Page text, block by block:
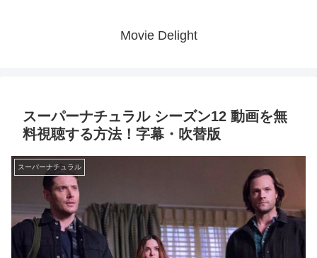
Movie Delight
スーパーナチュラル シーズン12 動画を無
料視聴する方法！字幕・吹替版
スーパーナチュラル